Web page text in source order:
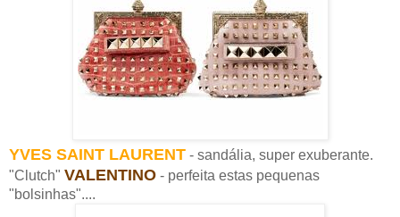
YVES SAINT LAURENT - sandália, super exuberante.
"Clutch" VALENTINO - perfeita estas pequenas
"bolsinhas"....